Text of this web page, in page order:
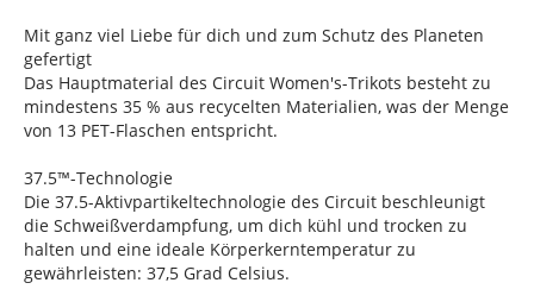
Mit ganz viel Liebe für dich und zum Schutz des Planeten
gefertigt
Das Hauptmaterial des Circuit Women's-Trikots besteht zu
mindestens 35 % aus recycelten Materialien, was der Menge
von 13 PET-Flaschen entspricht.
37.5™-Technologie
Die 37.5-Aktivpartikeltechnologie des Circuit beschleunigt
die Schweißverdampfung, um dich kühl und trocken zu
halten und eine ideale Körperkerntemperatur zu
gewährleisten: 37,5 Grad Celsius.